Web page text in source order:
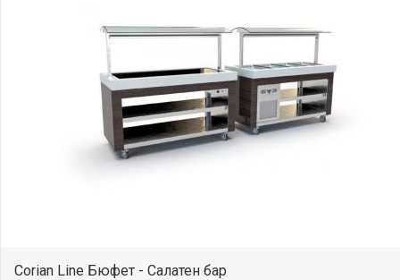
Corian Line Бюфет - Салатен бар